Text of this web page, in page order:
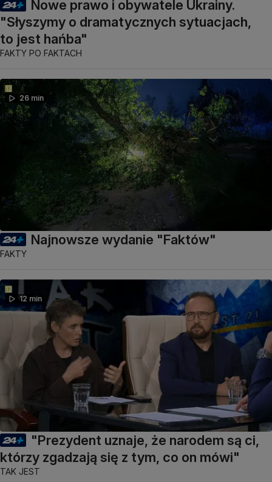
Nowe prawo i obywatele Ukrainy.
"Słyszymy o dramatycznych sytuacjach,
to jest hańba"
FAKTY PO FAKTACH
26 min
Najnowsze wydanie "Faktów"
FAKTY
12 min
"Prezydent uznaje, że narodem są ci,
którzy zgadzają się z tym, co on mówi"
TAK JEST